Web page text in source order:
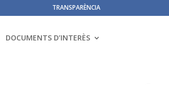
TRANSPARÈNCIA
DOCUMENTS D’INTERÈS